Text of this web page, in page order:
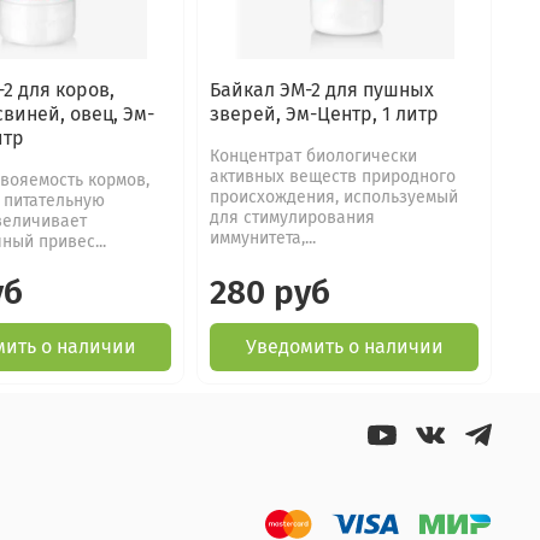
для коров,
овец, Эм-
кормов,
привес...
о наличии
Байкал ЭМ-2 для пушных
зверей, Эм-Центр, 1 литр
Концентрат биологически
активных веществ природного
происхождения, используемый
для стимулирования
иммунитета,...
280 руб
Уведомить о наличии